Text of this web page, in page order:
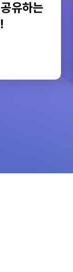
유하는